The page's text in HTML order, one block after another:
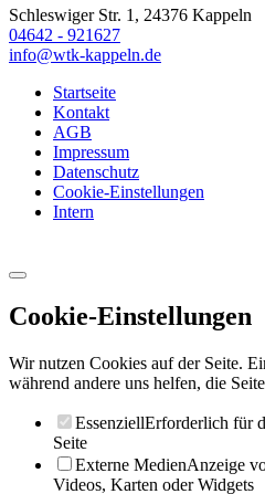
Schleswiger Str. 1, 24376 Kappeln
04642 - 921627
info@wtk-kappeln.de
Startseite
Kontakt
AGB
Impressum
Datenschutz
Cookie-Einstellungen
Intern
Cookie-Einstellungen
Wir nutzen Cookies auf der Seite.
während andere uns helfen, die
EssenziellErforderlich für
Seite
Externe MedienAnzeige
Videos, Karten oder Widgets